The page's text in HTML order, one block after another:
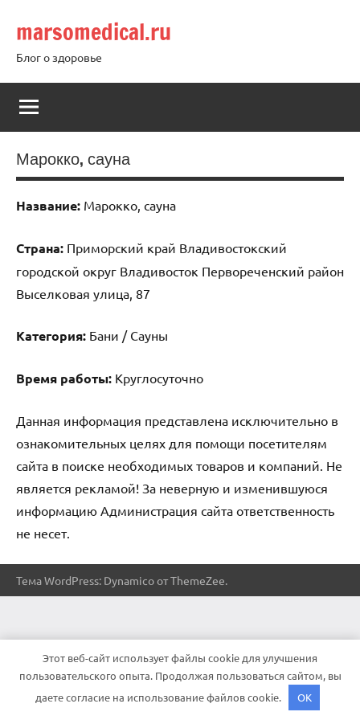
содержимому
marsomedical.ru
Блог о здоровье
Марокко, сауна
Название: Марокко, сауна
Страна: Приморский край Владивостокский
городской округ Владивосток Первореченский район
Выселковая улица, 87
Категория: Бани / Сауны
Время работы: Круглосуточно
Данная информация представлена исключительно в
ознакомительных целях для помощи посетителям
сайта в поиске необходимых товаров и компаний. Не
является рекламой! За неверную и изменившуюся
информацию Администрация сайта ответственность
не несет.
Тема WordPress: Dynamico от ThemeZee.
Этот веб-сайт использует файлы cookie для улучшения
пользовательского опыта. Продолжая пользоваться сайтом, вы
даете согласие на использование файлов cookie.
OK